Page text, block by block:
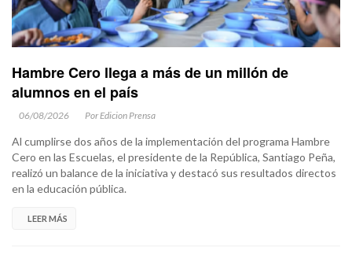
Hambre Cero llega a más de un millón de
alumnos en el país
06/08/2026 Por Edicion Prensa
Al cumplirse dos años de la implementación del programa Hambre
Cero en las Escuelas, el presidente de la República, Santiago Peña,
realizó un balance de la iniciativa y destacó sus resultados directos
en la educación pública.
LEER MÁS